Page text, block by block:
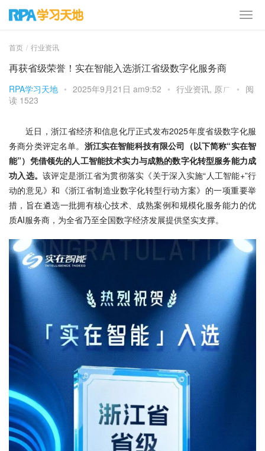
首页 行业资讯
再获省级荣誉！实在智能入选浙江省级数字化服务商
RPA学习天地 • 2025年9月21日 am9:52 • 行业资讯, 原ㄏ • 阅
读 1523
近日，浙江省经济和信息化厅正式发布2025年度省级数字化服
务商分类评定名单。 浙江实在智能科技有限公司（以下简称“实在智
能”）凭借领先的人工智能技术实力与成熟的数字化转型服务能力成
功入选。该评定是浙江省为贯彻落实《关于深入实施“人工智能+”行
动的意见》和《浙江省制造业数字化转型行动方案》的一项重要举
措，旨在遴选一批拥有核心技术、成熟案例和规模化服务能力的优
质AI服务商，为全省乃至全国数字经济发展提供坚实支撑。